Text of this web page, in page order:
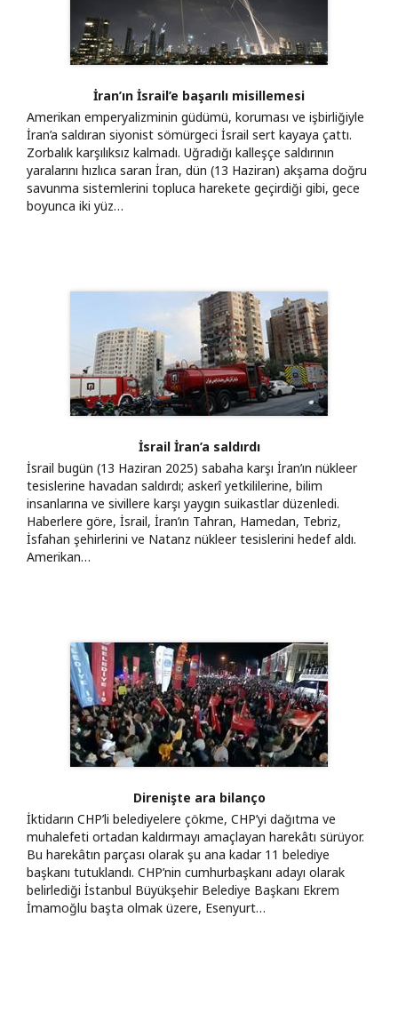
İran’ın İsrail’e başarılı misillemesi
Amerikan emperyalizminin güdümü, koruması ve işbirliğiyle
İran’a saldıran siyonist sömürgeci İsrail sert kayaya çattı.
Zorbalık karşılıksız kalmadı. Uğradığı kalleşçe saldırının
yaralarını hızlıca saran İran, dün (13 Haziran) akşama doğru
savunma sistemlerini topluca harekete geçirdiği gibi, gece
boyunca iki yüz…
İsrail İran’a saldırdı
İsrail bugün (13 Haziran 2025) sabaha karşı İran’ın nükleer
tesislerine havadan saldırdı; askerî yetkililerine, bilim
insanlarına ve sivillere karşı yaygın suikastlar düzenledi.
Haberlere göre, İsrail, İran’ın Tahran, Hamedan, Tebriz,
İsfahan şehirlerini ve Natanz nükleer tesislerini hedef aldı.
Amerikan…
Direnişte ara bilanço
İktidarın CHP’li belediyelere çökme, CHP’yi dağıtma ve
muhalefeti ortadan kaldırmayı amaçlayan harekâtı sürüyor.
Bu harekâtın parçası olarak şu ana kadar 11 belediye
başkanı tutuklandı. CHP’nin cumhurbaşkanı adayı olarak
belirlediği İstanbul Büyükşehir Belediye Başkanı Ekrem
İmamoğlu başta olmak üzere, Esenyurt…